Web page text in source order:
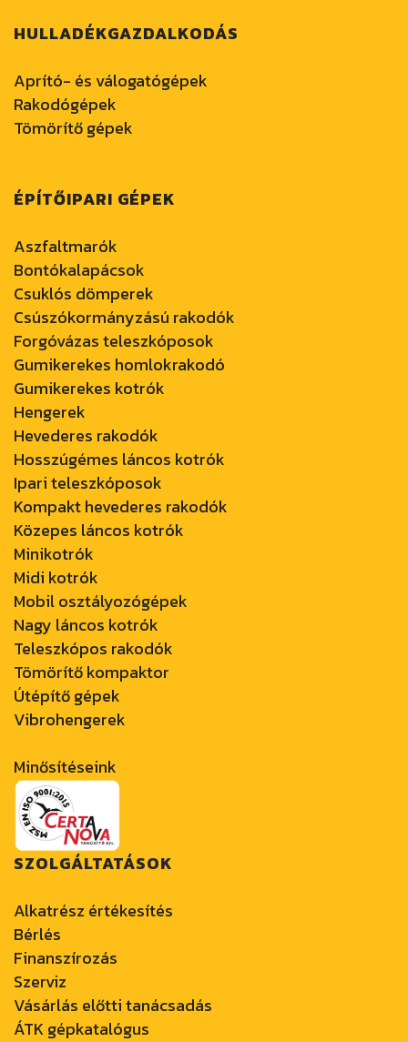
HULLADÉKGAZDALKODÁS
Aprító- és válogatógépek
Rakodógépek
Tömörítő gépek
ÉPÍTŐIPARI GÉPEK
Aszfaltmarók
Bontókalapácsok
Csuklós dömperek
Csúszókormányzású rakodók
Forgóvázas teleszkóposok
Gumikerekes homlokrakodó
Gumikerekes kotrók
Hengerek
Hevederes rakodók
Hosszúgémes láncos kotrók
Ipari teleszkóposok
Kompakt hevederes rakodók
Közepes láncos kotrók
Minikotrók
Midi kotrók
Mobil osztályozógépek
Nagy láncos kotrók
Teleszkópos rakodók
Tömörítő kompaktor
Útépítő gépek
Vibrohengerek
Minősítéseink
SZOLGÁLTATÁSOK
Alkatrész értékesítés
Bérlés
Finanszírozás
Szerviz
Vásárlás előtti tanácsadás
ÁTK gépkatalógus